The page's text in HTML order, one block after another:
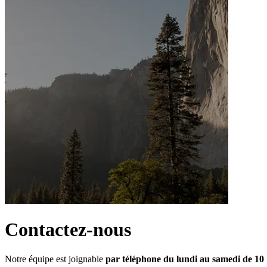
Contactez-nous
Notre équipe est joignable par téléphone du lundi au samedi de 10